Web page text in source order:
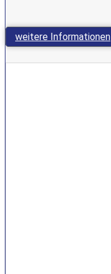
weitere Informationen